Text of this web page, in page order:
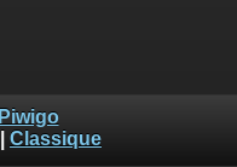
Piwigo
Classique